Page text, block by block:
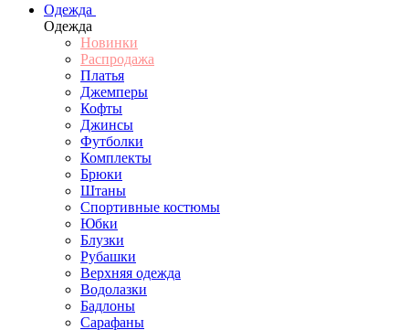
Одежда
Одежда
Новинки
Распродажа
Платья
Джемперы
Кофты
Джинсы
Футболки
Комплекты
Брюки
Штаны
Спортивные костюмы
Юбки
Блузки
Рубашки
Верхняя одежда
Водолазки
Бадлоны
Сарафаны